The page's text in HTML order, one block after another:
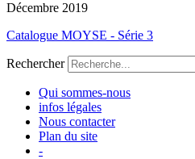
Décembre 2019
Catalogue MOYSE - Série 3
Rechercher
Qui sommes-nous
infos légales
Nous contacter
Plan du site
-